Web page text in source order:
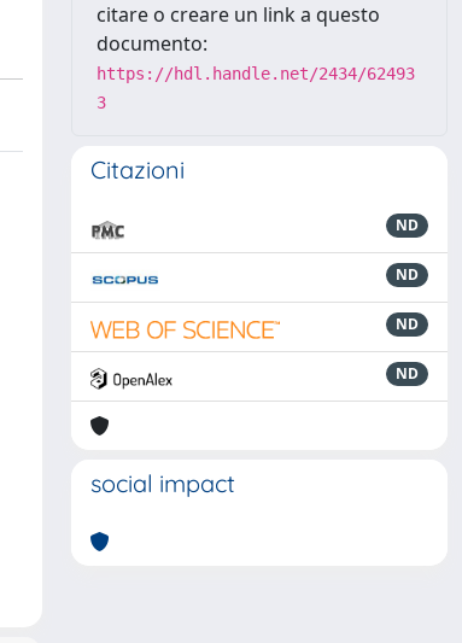
citare o creare un link a questo
documento:
https://hdl.handle.net/2434/62493
3
Citazioni
ND
ND
ND
ND
social impact